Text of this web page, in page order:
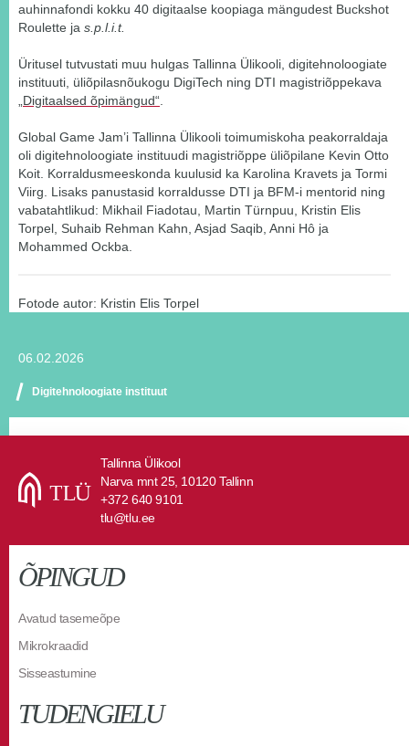
06.02.2026
Digitehnoloogiate instituut
auhinnafondi kokku 40 digitaalse koopiaga mängudest Buckshot
Roulette ja s.p.l.i.t.
Üritusel tutvustati muu hulgas Tallinna Ülikooli, digitehnoloogiate
instituuti, üliõpilasnõukogu DigiTech ning DTI magistriõppekava
„Digitaalsed õpimängud“
Global Game Jam’i Tallinna Ülikooli toimumiskoha peakorraldaja
oli digitehnoloogiate instituudi magistriõppe üliõpilane Kevin Otto
Koit. Korraldusmeeskonda kuulusid ka Karolina Kravets ja Tormi
Viirg. Lisaks panustasid korraldusse DTI ja BFM-i mentorid ning
vabatahtlikud: Mikhail Fiadotau, Martin Türnpuu, Kristin Elis
Torpel, Suhaib Rehman Kahn, Asjad Saqib, Anni Hô ja
Mohammed Ockba.
Fotode autor: Kristin Elis Torpel
Tallinna Ülikool
Narva mnt 25, 10120 Tallinn
+372 640 9101
tlu@tlu.ee
ÕPINGUD
Avatud tasemeõpe
Mikrokraadid
Sisseastumine
TUDENGIELU